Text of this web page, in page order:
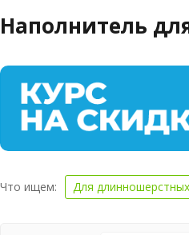
Наполнитель
Что ищем: Для